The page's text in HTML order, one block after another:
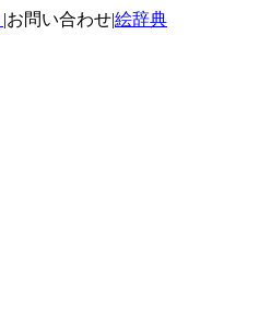
|お問い合わせ|絵辞典